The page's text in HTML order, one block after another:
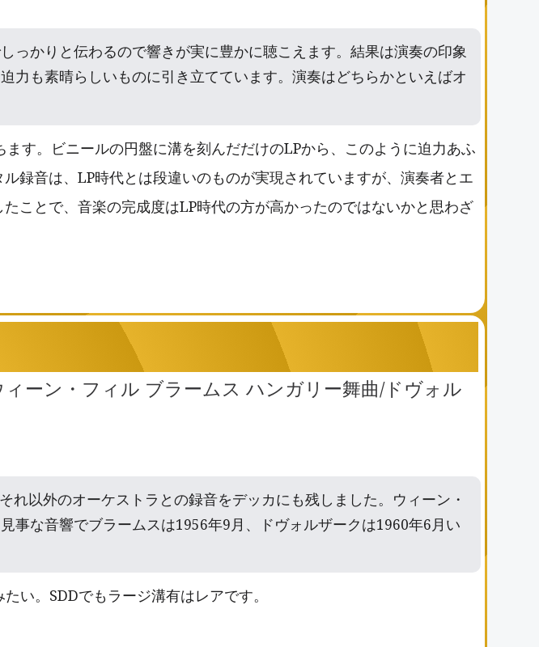
っかりと伝わるので響きが実に豊かに聴こえます。結果は演奏の印象
力も素晴らしいものに引き立てています。演奏はどちらかといえばオ
す。ビニールの円盤に溝を刻んだだけのLPから、このように迫力あふ
録音は、LP時代とは段違いのものが実現されていますが、演奏者とエ
ことで、音楽の完成度はLP時代の方が高かったのではないかと思わざ
ィーン・フィル ブラームス ハンガリー舞曲/ドヴォル
以外のオーケストラとの録音をデッカにも残しました。ウィーン・
事な音響でブラームスは1956年9月、ドヴォルザークは1960年6月い
い。SDDでもラージ溝有はレアです。